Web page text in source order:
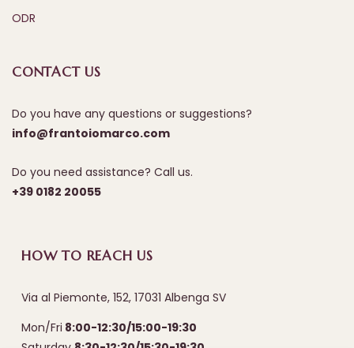
ODR
CONTACT US
Do you have any questions or suggestions?
info@frantoiomarco.com
Do you need assistance? Call us.
+39 0182 20055
HOW TO REACH US
Via al Piemonte, 152, 17031 Albenga SV
Mon/Fri 8:00-12:30/15:00-19:30